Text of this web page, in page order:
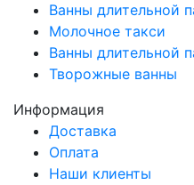
Ванны длительной
Молочное такси
Ванны длительной
Творожные ванны
Информация
Доставка
Оплата
Наши клиенты